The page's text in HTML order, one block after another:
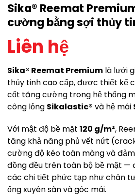
Sika® Reemat
cường bằng sợi thủy
Liên hệ
Sika® Reemat Premium là lưới
thủy tinh cao cấp, được thiết kế
cốt tăng cường trong hệ thống
công lỏng Sikalastic® và hệ mái
Với mật độ bề mặt 120 g/m²,
tăng khả năng phủ vết nứt
cường độ kéo toàn màng và
đồng đều trên toàn bộ bề mặt —
các chi tiết phức tạp như chân
ống xuyên sàn và góc mái.